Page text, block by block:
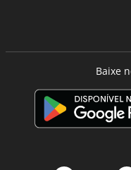
Baixe